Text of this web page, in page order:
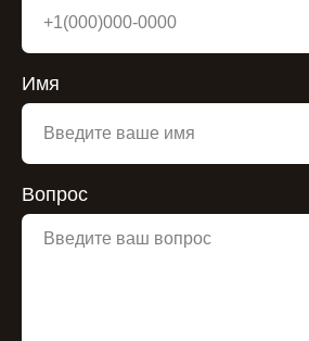
Имя
Вопрос